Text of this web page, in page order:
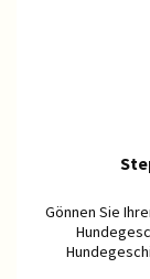
Gönnen Sie